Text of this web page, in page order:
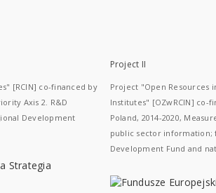
[RCIN] co-financed by
Axis 2. R&D
Development
Project II
Project "Open Resources
Institutes" [OZwRCIN] co-
Poland, 2014-2020,
public sector information;
Development Fund and